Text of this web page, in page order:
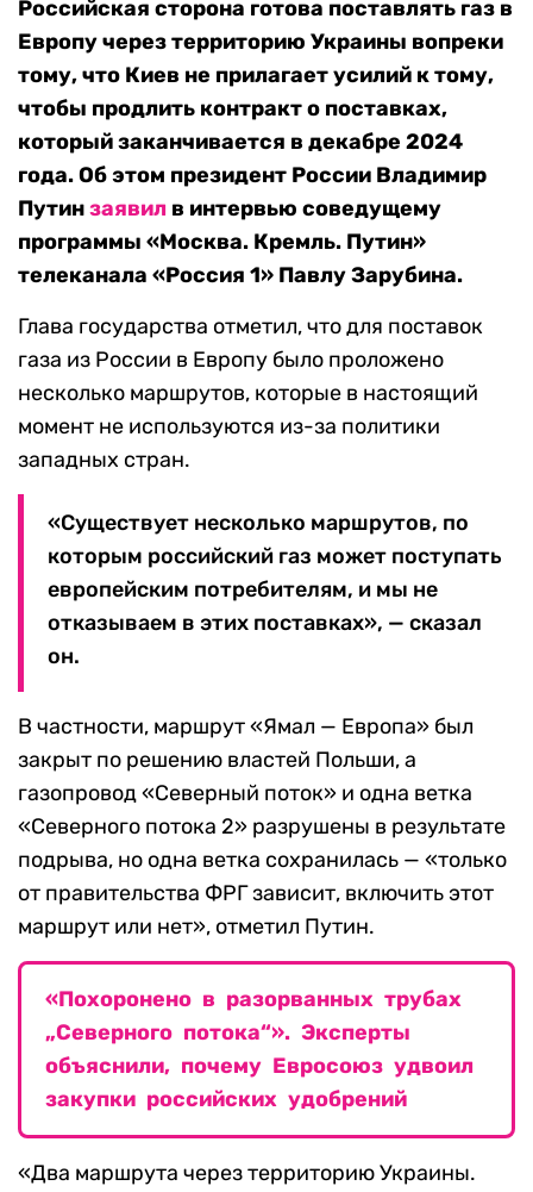
Российская сторона готова поставлять газ в
Европу через территорию Украины вопреки
тому, что Киев не прилагает усилий к тому,
чтобы продлить контракт о поставках,
который заканчивается в декабре 2024
года. Об этом президент России Владимир
Путинзаявил в интервью соведущему
программы «Москва. Кремль. Путин»
телеканала «Россия 1» Павлу Зарубина.
Глава государства отметил, что для поставок
газа из России в Европу было проложено
несколько маршрутов, которые в настоящий
момент не используются из-за политики
западных стран.
«Существует несколько маршрутов, по
которым российский газ может поступать
европейским потребителям, и мы не
отказываем в этих поставках», — сказал
он.
В частности, маршрут «Ямал — Европа» был
закрыт по решению властей Польши, а
газопровод «Северный поток» и одна ветка
«Северного потока 2» разрушены в результате
подрыва, но одна ветка сохранилась — «только
от правительства ФРГ зависит, включить этот
маршрут или нет», отметил Путин.
«Похоронено в разорванных трубах
„Северного потока“». Эксперты
объяснили, почему Евросоюз удвоил
закупки российских удобрений
«Два маршрута через территорию Украины.